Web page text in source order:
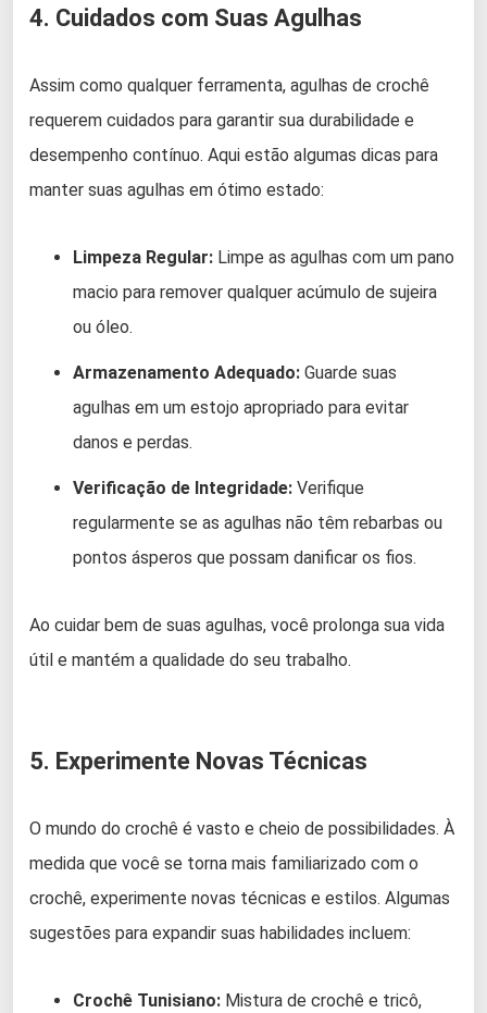
4. Cuidados com Suas Agulhas
Assim como qualquer ferramenta, agulhas de crochê
requerem cuidados para garantir sua durabilidade e
desempenho contínuo. Aqui estão algumas dicas para
manter suas agulhas em ótimo estado:
Limpeza Regular: Limpe as agulhas com um pano
macio para remover qualquer acúmulo de sujeira
ou óleo.
Armazenamento Adequado: Guarde suas
agulhas em um estojo apropriado para evitar
danos e perdas.
Verificação de Integridade: Verifique
regularmente se as agulhas não têm rebarbas ou
pontos ásperos que possam danificar os fios.
Ao cuidar bem de suas agulhas, você prolonga sua vida
útil e mantém a qualidade do seu trabalho.
5. Experimente Novas Técnicas
O mundo do crochê é vasto e cheio de possibilidades. À
medida que você se torna mais familiarizado com o
crochê, experimente novas técnicas e estilos. Algumas
sugestões para expandir suas habilidades incluem:
Crochê Tunisiano: Mistura de crochê e tricô,